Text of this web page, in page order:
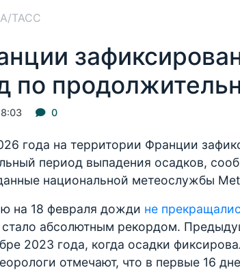
ТАСС
по
0
года на территории Франции
период выпадения осадков,
национальной метеослужбы
на 18 февраля дожди не
стало абсолютным рекордом.
2023 года, когда осадки
отмечают, что в первые 16